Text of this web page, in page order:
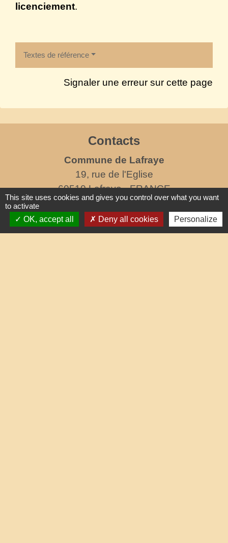
licenciement.
Textes de référence
Signaler une erreur sur cette page
Contacts
Commune de Lafraye
19, rue de l'Eglise
60510 Lafraye - FRANCE
+33 3 44 80 47 31
Contact par formulaire
This site uses cookies and gives you control over what you want
to activate
OK, accept all
Deny all cookies Personalize